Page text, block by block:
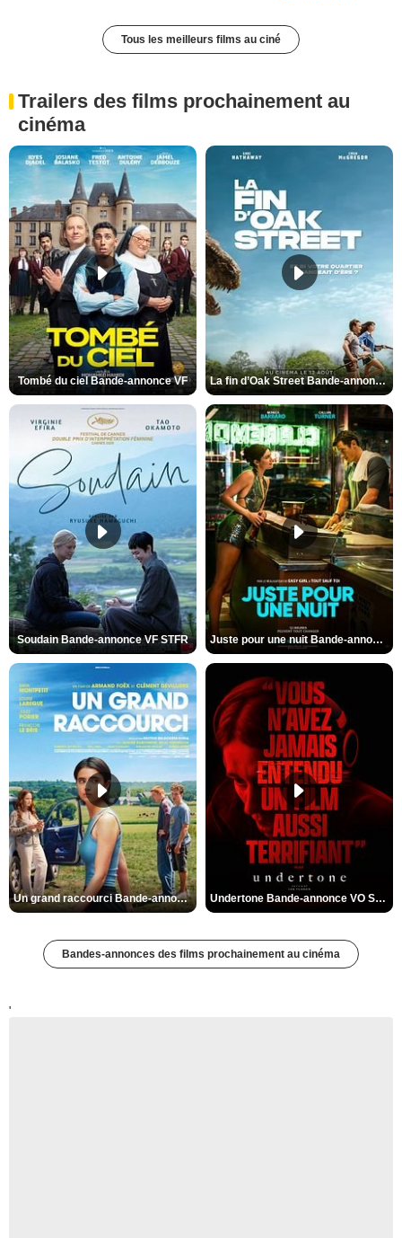
Tous les meilleurs films au ciné
Trailers des films prochainement au
cinéma
Tombé du ciel Bande-annonce VF La fin d’Oak Street Bande-annonce VO STFR
Soudain Bande-annonce VF STFR Juste pour une nuit Bande-annonce VO STFR
Un grand raccourci Bande-annonce VF Undertone Bande-annonce VO STFR
Bandes-annonces des films prochainement au cinéma
'